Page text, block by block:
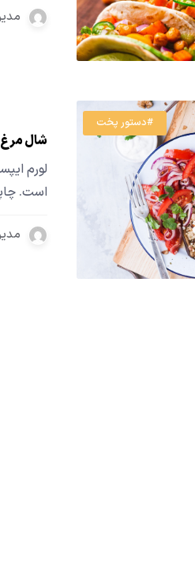
#دستور پخت
شال
لورم
است.